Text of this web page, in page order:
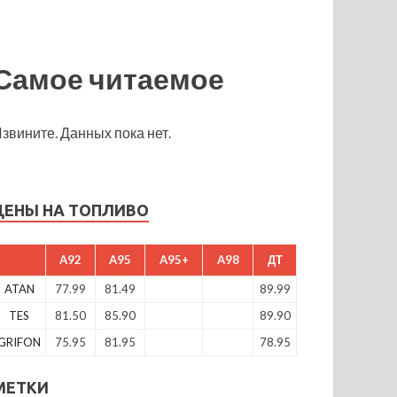
читаемое
Данных пока нет.
НА ТОПЛИВО
A92 A95 A95+ A98 ДТ
ATAN 77.99 81.49
89.99
TES
81.50 85.90
89.90
75.95 81.95 78.95